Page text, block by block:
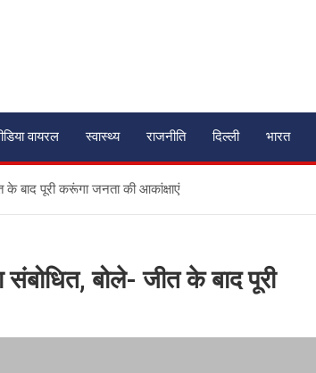
वायरल स्वास्थ्य राजनीति दिल्ली भारत
बाद पूरी करूंगा जनता की आकांक्षाएं
बोले- जीत के बाद पूरी